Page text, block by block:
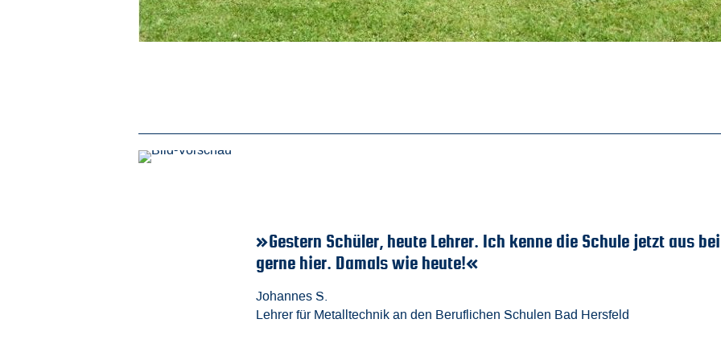
»Durch die Fachoberschule Elektrotechnik an der BSO
Ingenieurstudium vorbereitet - auch ohne Mathe-
Fabian K.
Elektrotechnik-Ingenieur